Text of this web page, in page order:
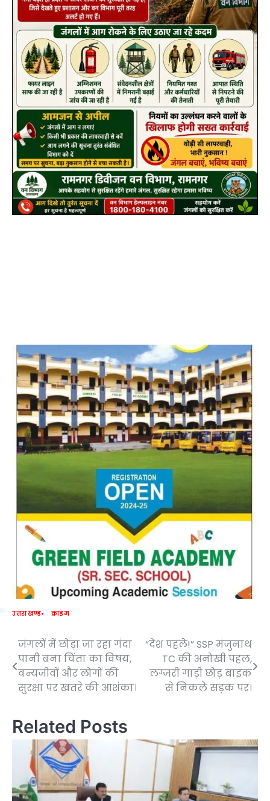
उत्तराखण्ड क्राइम
Post
navigation
जंगलों में छोड़ा जा रहा गंदा
पानी बना चिंता का विषय,
वन्यजीवों और लोगों की
सुरक्षा पर खतरे की आशंका।
“देश पहले!” SSP मंजुनाथ
TC की अनोखी पहल,
लग्जरी गाड़ी छोड़ बाइक
से निकले सड़क पर।
Related Posts